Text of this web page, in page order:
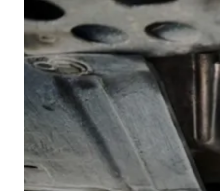
Paulistão, Brasileirão, Champions League e mais. Placar em tempo
real, classificação e notícias esportivas.
Acompanhar jogos
Newsletter Bom Dia Barueri
Entretenimento Completo
Resultados das Loterias
Esportes ao Vivo
Trânsito em Tempo Real
Clima e Previsão do Tempo
Vagas de Emprego
Explore Barueri
Guia de Empresas
Anuncie Aqui
Seguir min de leitura
Logística reversa movimenta a economia
circular no Brasil
JB Negócios
13 de abril de 2026 às 13:11